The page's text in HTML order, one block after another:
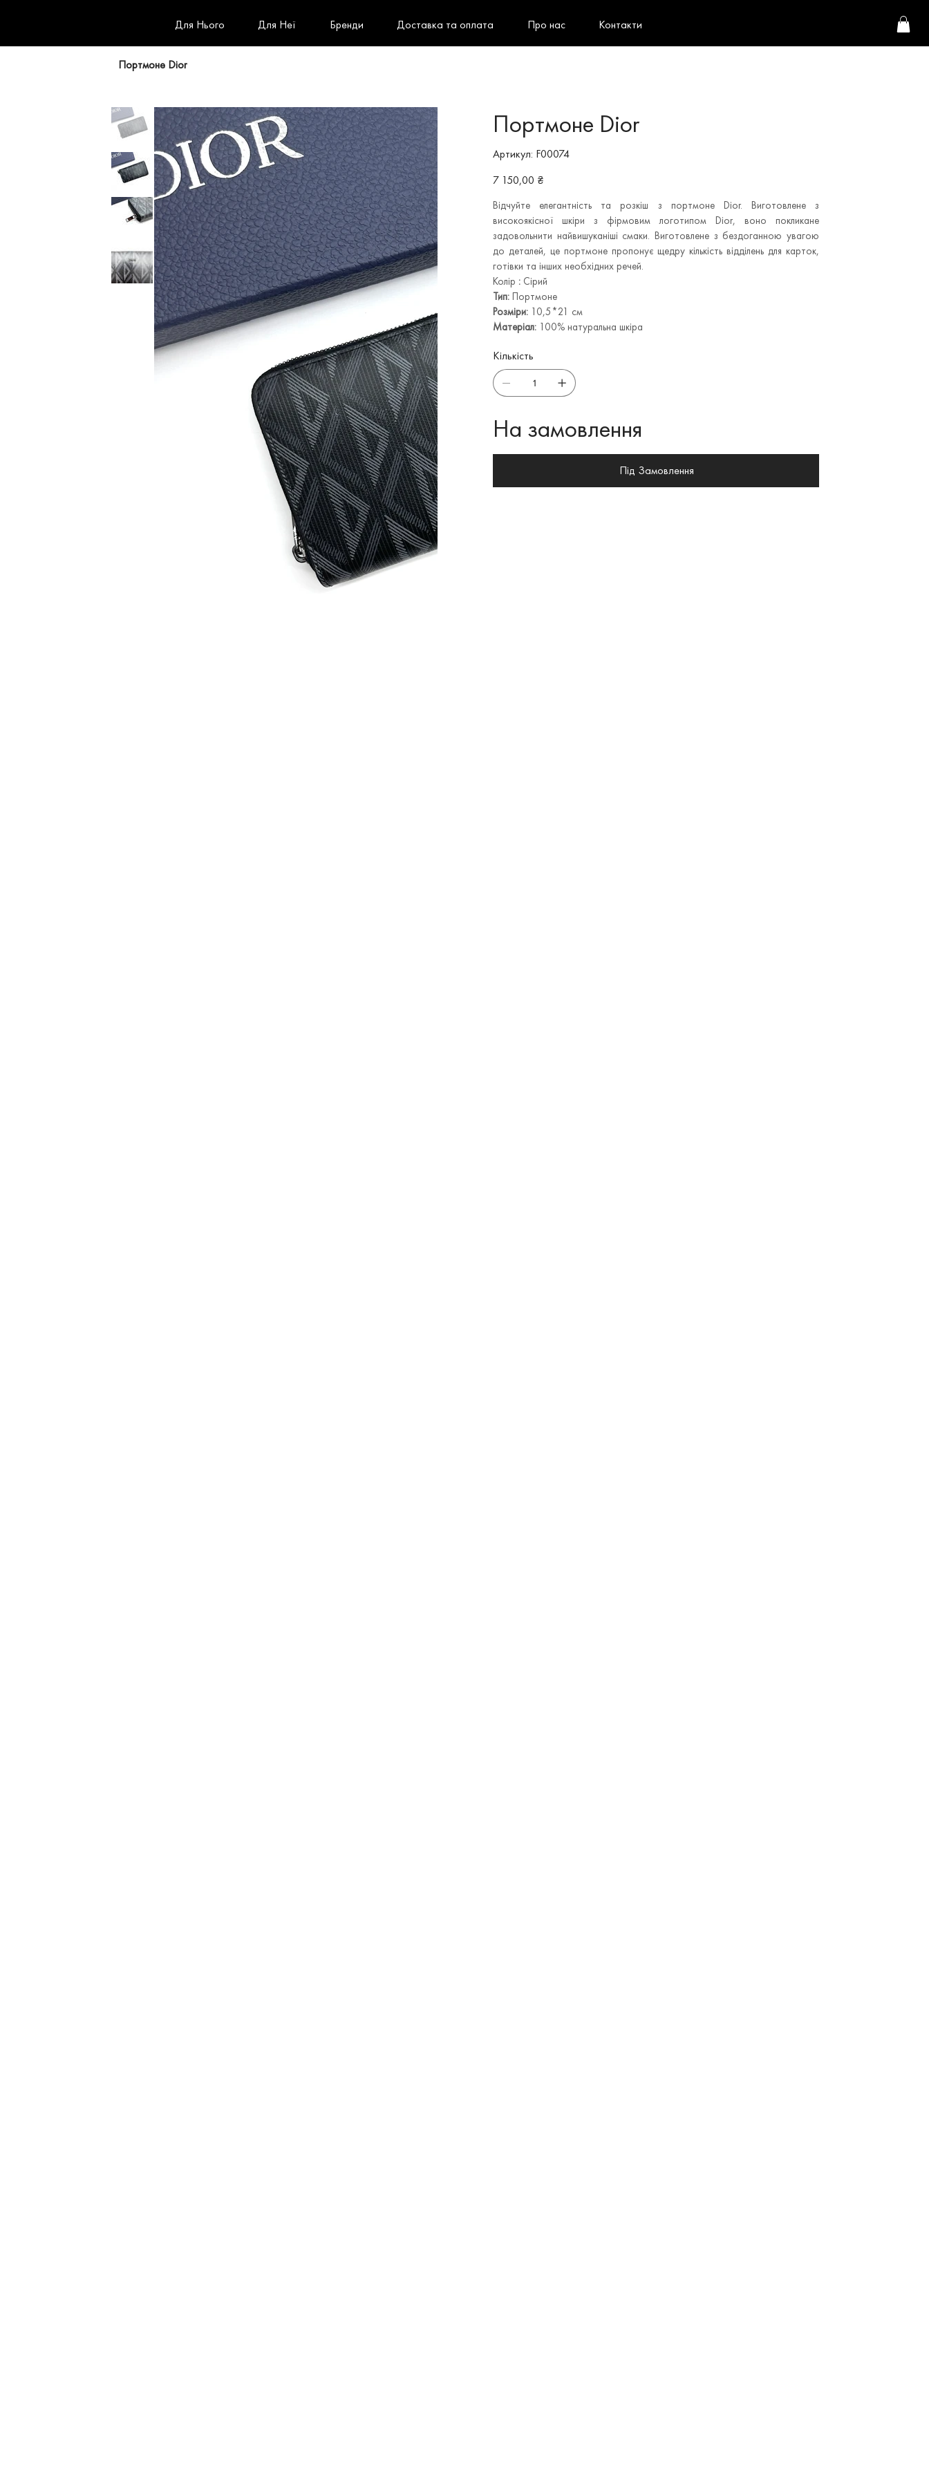
Для Нього Для Неї Бренди Доставка та оплата Про нас Контакти
Портмоне Dior
Портмоне Dior
Артикул: Артикул
F00074
F00074
Ціна
7 150,00 ₴
Відчуйте елегантність та розкіш з портмоне Dior. Виготовлене з
високоякісної шкіри з фірмовим логотипом Dior, воно покликане
задовольнити найвишуканіші смаки. Виготовлене з бездоганною увагою
до деталей, це портмоне пропонує щедру кількість відділень для карток,
готівки та інших необхідних речей.
Колір : Сірий
Тип: Портмоне
Розміри: 10,5*21 см
Матеріал: 100% натуральна шкіра
Кількість
На замовлення
Під Замовлення